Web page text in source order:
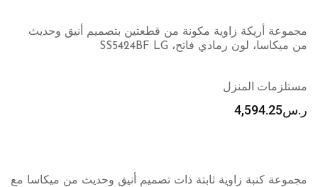
مجموعة أريكة زاوية مكونة من قطعتين بتصميم أنيق وحديث
من ميكاسا، لون رمادي فاتح، SS5424BF LG
مستلزمات المنزل
ر.س4,594.25
مجموعة كنبة زاوية ثابتة ذات تصميم أنيق وحديث من ميكاسا مع